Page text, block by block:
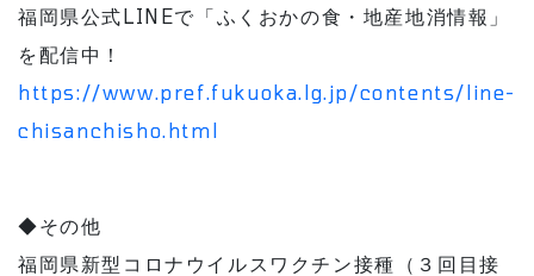
福岡県公式LINEで「ふくおかの食・地産地消情報」
を配信中！
https://www.pref.fukuoka.lg.jp/contents/line-
chisanchisho.html
◆その他
福岡県新型コロナウイルスワクチン接種（３回目接